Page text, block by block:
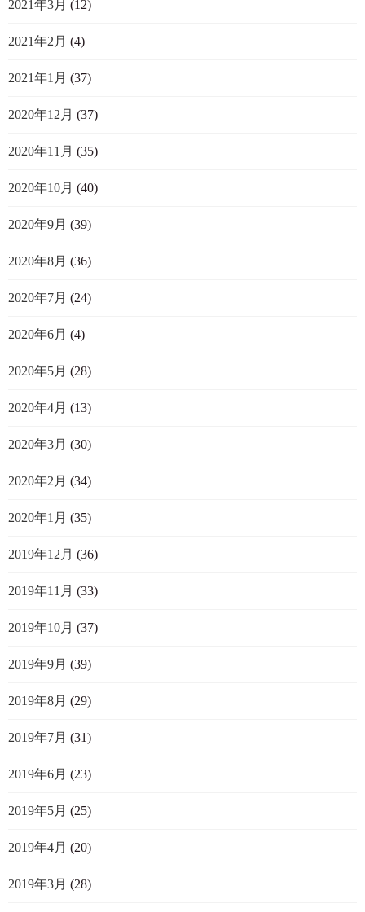
2021年3月 (12)
2021年2月 (4)
2021年1月 (37)
2020年12月 (37)
2020年11月 (35)
2020年10月 (40)
2020年9月 (39)
2020年8月 (36)
2020年7月 (24)
2020年6月 (4)
2020年5月 (28)
2020年4月 (13)
2020年3月 (30)
2020年2月 (34)
2020年1月 (35)
2019年12月 (36)
2019年11月 (33)
2019年10月 (37)
2019年9月 (39)
2019年8月 (29)
2019年7月 (31)
2019年6月 (23)
2019年5月 (25)
2019年4月 (20)
2019年3月 (28)